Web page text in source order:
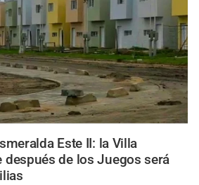
Este II: la Villa
después de los Juegos será